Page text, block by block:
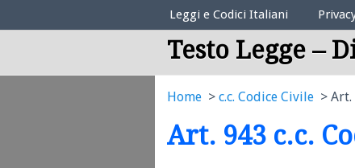
Elenco Codici Legali
Leggi e Codici Italiani
Testo Legge –
Home c.c. Codice Civile Art.
Art. 943 c.c.